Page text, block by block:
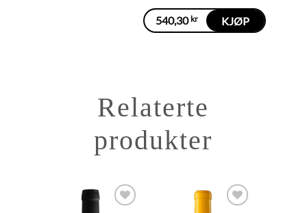
540,30 kr KJØP
Relaterte
produkter